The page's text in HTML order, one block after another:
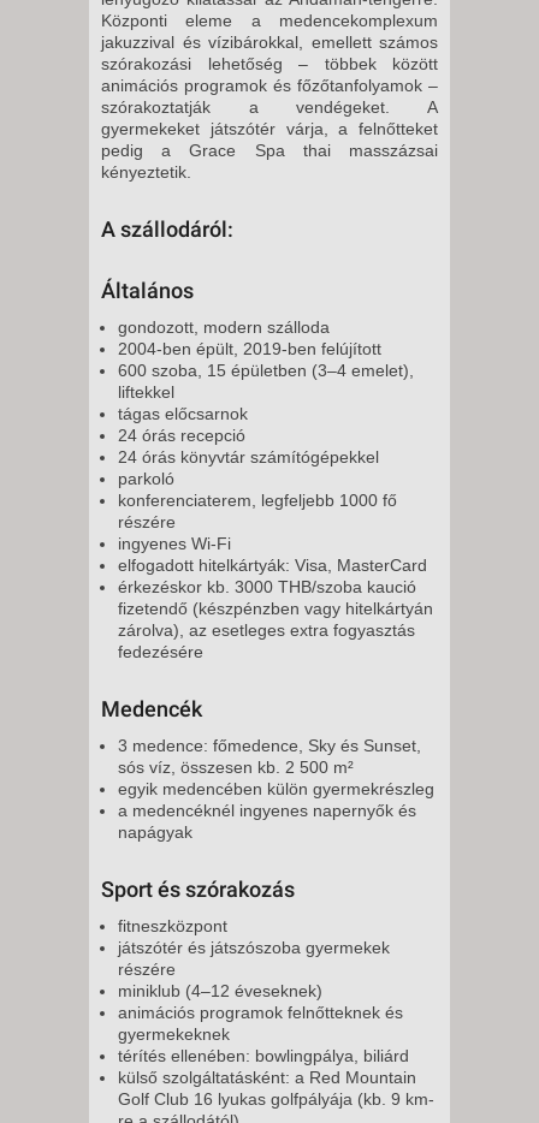
Központi eleme a medencekomplexum
jakuzzival és vízibárokkal, emellett számos
szórakozási lehetőség – többek között
animációs programok és főzőtanfolyamok –
szórakoztatják a vendégeket. A
gyermekeket játszótér várja, a felnőtteket
pedig a Grace Spa thai masszázsai
kényeztetik.
A szállodáról:
Általános
gondozott, modern szálloda
2004-ben épült, 2019-ben felújított
600 szoba, 15 épületben (3–4 emelet),
liftekkel
tágas előcsarnok
24 órás recepció
24 órás könyvtár számítógépekkel
parkoló
konferenciaterem, legfeljebb 1000 fő
részére
ingyenes Wi-Fi
elfogadott hitelkártyák: Visa, MasterCard
érkezéskor kb. 3000 THB/szoba kaució
fizetendő (készpénzben vagy hitelkártyán
zárolva), az esetleges extra fogyasztás
fedezésére
Medencék
3 medence: főmedence, Sky és Sunset,
sós víz, összesen kb. 2 500 m²
egyik medencében külön gyermekrészleg
a medencéknél ingyenes napernyők és
napágyak
Sport és szórakozás
fitneszközpont
játszótér és játszószoba gyermekek
részére
miniklub (4–12 éveseknek)
animációs programok felnőtteknek és
gyermekeknek
térítés ellenében: bowlingpálya, biliárd
külső szolgáltatásként: a Red Mountain
Golf Club 16 lyukas golfpályája (kb. 9 km-